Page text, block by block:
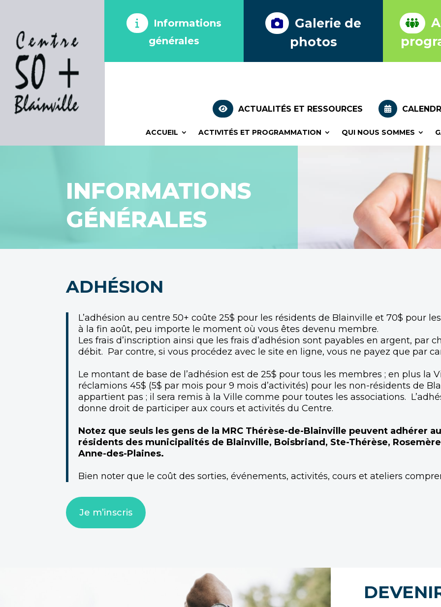
Informations
générales
Galerie de
photos
Journal
Journal
ACTUALITÉS ET RESSOURCES
ACCUEIL ACTIVITÉS ET PROGRAMMATION QUI NOUS SOMMES
INFORMATIONS
GÉNÉRALES
ADHÉSION
L’adhésion au centre 50+ coûte 25$ pour les résidents de Blainville et 70$ pour
à la fin août, peu importe le moment où vous êtes devenu membre.
Les frais d’inscription ainsi que les frais d’adhésion sont payables en argent, par
débit. Par contre, si vous procédez avec le site en ligne, vous ne payez que par
Le montant de base de l’adhésion est de 25$ pour tous les membres ; en plus la
réclamions 45$ (5$ par mois pour 9 mois d’activités) pour les non-résidents de
appartient pas ; il sera remis à la Ville comme pour toutes les associations.
donne droit de participer aux cours et activités du Centre.
Notez que seuls les gens de la MRC Thérèse-de-Blainville peuvent adhérer
résidents des municipalités de Blainville, Boisbriand, Ste-Thérèse,
Anne-des-Plaines.
Bien noter que le coût des sorties, événements, activités, cours et ateliers
Je m’inscris